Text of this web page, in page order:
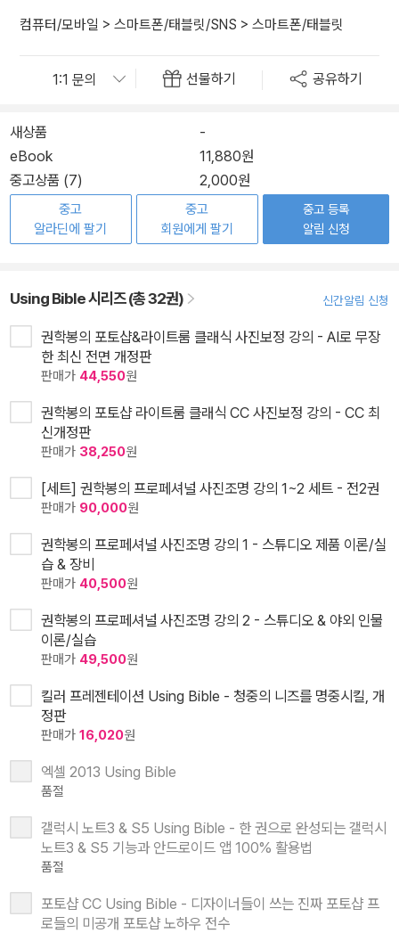
컴퓨터/모바일 > 스마트폰/태블릿/SNS > 스마트폰/태블릿
선물하기 공유하기
새상품
-
eBook
11,880원
중고상품 (7)
2,000원
중고
알라딘에 팔기
중고
회원에게 팔기
중고 등록
알림 신청
Using Bible 시리즈 (총 32권) 신간알림 신청
권학봉의 포토샵&라이트룸 클래식 사진보정 강의 - AI로 무장
한 최신 전면 개정판
판매가 44,550원
권학봉의 포토샵 라이트룸 클래식 CC 사진보정 강의 - CC 최
신개정판
판매가 38,250원
[세트] 권학봉의 프로페셔널 사진조명 강의 1~2 세트 - 전2권
판매가 90,000원
권학봉의 프로페셔널 사진조명 강의 1 - 스튜디오 제품 이론/실
습 & 장비
판매가 40,500원
권학봉의 프로페셔널 사진조명 강의 2 - 스튜디오 & 야외 인물
이론/실습
판매가 49,500원
킬러 프레젠테이션 Using Bible - 청중의 니즈를 명중시킬, 개
정판
판매가 16,020원
엑셀 2013 Using Bible
품절
갤럭시 노트3 & S5 Using Bible - 한 권으로 완성되는 갤럭시
노트3 & S5 기능과 안드로이드 앱 100% 활용법
품절
포토샵 CC Using Bible - 디자이너들이 쓰는 진짜 포토샵 프
로들의 미공개 포토샵 노하우 전수